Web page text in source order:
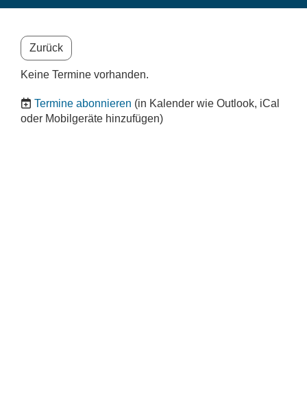
Zurück
Keine Termine vorhanden.
Termine abonnieren (in Kalender wie Outlook, iCal
oder Mobilgeräte hinzufügen)